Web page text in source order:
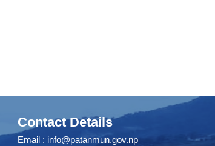
Contact Details
Email : info@patanmun.gov.np